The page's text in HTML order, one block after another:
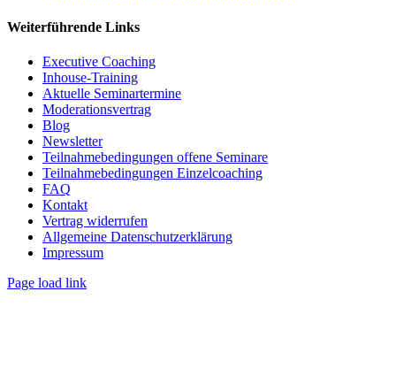
Weiterführende Links
Executive Coaching
Inhouse-Training
Aktuelle Seminartermine
Moderationsvertrag
Blog
Newsletter
Teilnahmebedingungen offene Seminare
Teilnahmebedingungen Einzelcoaching
FAQ
Kontakt
Vertrag widerrufen
Allgemeine Datenschutzerklärung
Impressum
Page load link